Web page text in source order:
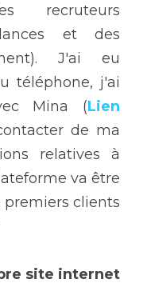
recruteurs
et des
J'ai eu
téléphone, j'ai
Mina (Lien
de ma
relatives à
va être
clients
site internet